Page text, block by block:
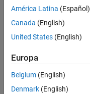
América Latina (Español)
Canada (English)
United States (English)
Europa
Belgium (English)
Denmark (English)
Centro di fiducia